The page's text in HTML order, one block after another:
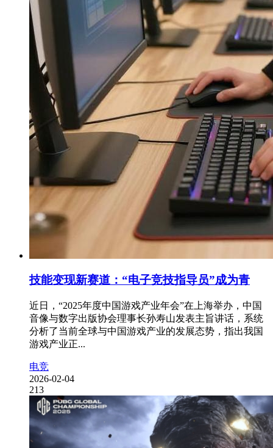
技能变现新赛道：“电子竞技指导员”成为青
近日，“2025年度中国游戏产业年会”在上海举办，中国
音像与数字出版协会理事长孙寿山发表主旨讲话，系统
分析了当前全球与中国游戏产业的发展态势，指出我国
游戏产业正...
电竞
2026-02-04
213